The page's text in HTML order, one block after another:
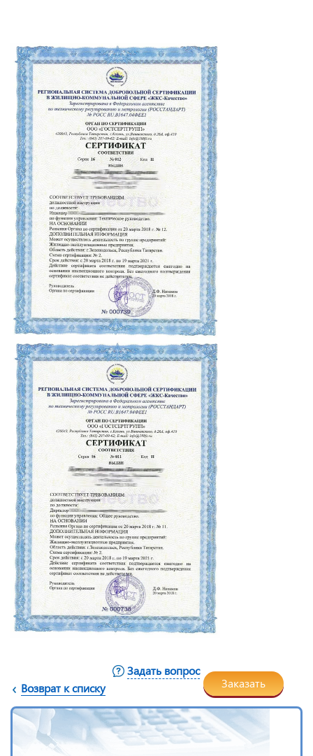
Возврат к списку
Задать вопрос
Заказать